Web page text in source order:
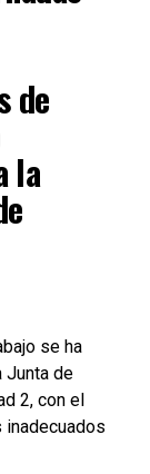
de
la
se ha
Junta de
2, con el